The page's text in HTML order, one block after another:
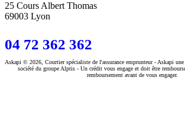
25 Cours Albert Thomas
69003 Lyon
04 72 362 362
Askapi © 2026, Courtier spécialiste de l'assurance emprunteur - Askapi une
société du groupe Alptis - Un crédit vous engage et doit être
remboursement avant de vous engager.